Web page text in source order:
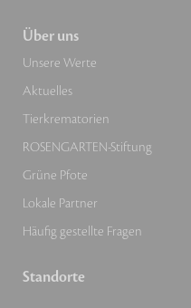
Über uns
Unsere Werte
Aktuelles
Tierkrematorien
ROSENGARTEN-Stiftung
Grüne Pfote
Lokale Partner
Häufig gestellte Fragen
Standorte